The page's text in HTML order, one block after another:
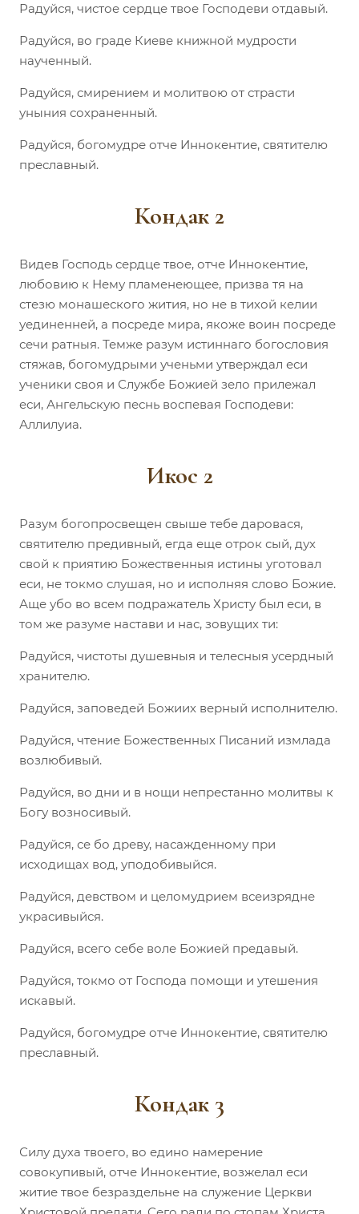
Радуйся, чистое сердце твое Господеви отдавый.
Радуйся, во граде Киеве книжной мудрости
наученный.
Радуйся, смирением и молитвою от страсти
уныния сохраненный.
Радуйся, богомудре отче Иннокентие, святителю
преславный.
Кондак 2
Видев Господь сердце твое, отче Иннокентие,
любовию к Нему пламенеющее, призва тя на
стезю монашеского жития, но не в тихой келии
уединенней, а посреде мира, якоже воин посреде
сечи ратныя. Темже разум истиннаго богословия
стяжав, богомудрыми ученьми утверждал еси
ученики своя и Службе Божией зело прилежал
еси, Ангельскую песнь воспевая Господеви:
Аллилуиа.
Икос 2
Разум богопросвещен свыше тебе даровася,
святителю предивный, егда еще отрок сый, дух
свой к приятию Божественныя истины уготовал
еси, не токмо слушая, но и исполняя слово Божие.
Аще убо во всем подражатель Христу был еси, в
том же разуме настави и нас, зовущих ти:
Радуйся, чистоты душевныя и телесныя усердный
хранителю.
Радуйся, заповедей Божиих верный исполнителю.
Радуйся, чтение Божественных Писаний измлада
возлюбивый.
Радуйся, во дни и в нощи непрестанно молитвы к
Богу возносивый.
Радуйся, се бо древу, насажденному при
исходищах вод, уподобивыйся.
Радуйся, девством и целомудрием всеизрядне
украсивыйся.
Радуйся, всего себе воле Божией предавый.
Радуйся, токмо от Господа помощи и утешения
искавый.
Радуйся, богомудре отче Иннокентие, святителю
преславный.
Кондак 3
Силу духа твоего, во едино намерение
совокупивый, отче Иннокентие, возжелал еси
житие твое безраздельне на служение Церкви